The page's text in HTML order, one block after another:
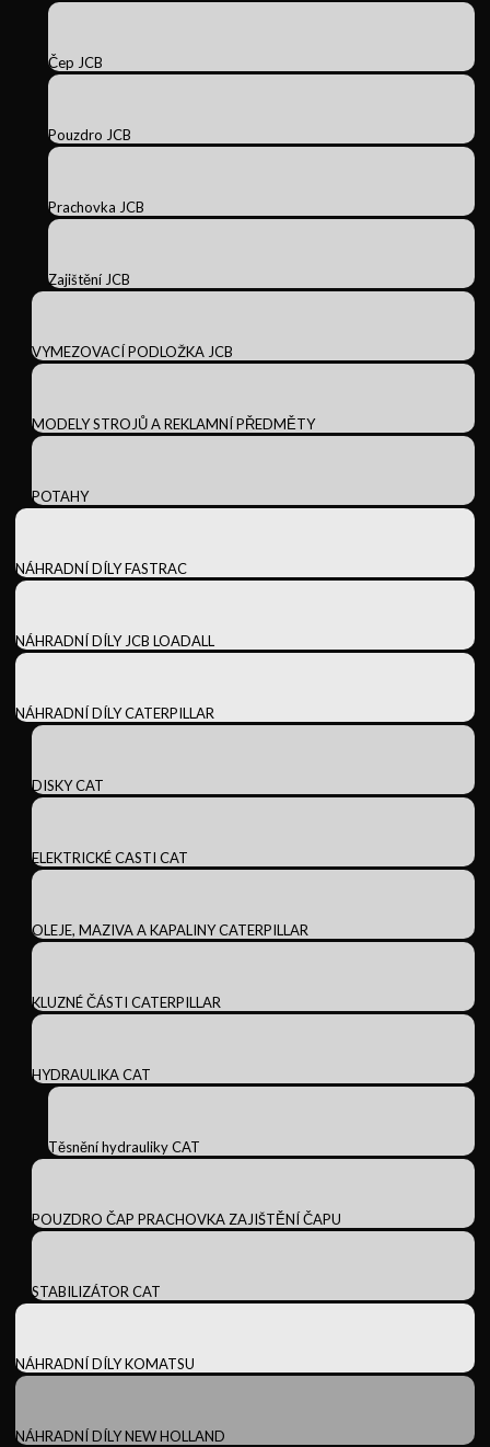
Čep JCB
Pouzdro JCB
Prachovka JCB
Zajištění JCB
VYMEZOVACÍ PODLOŽKA JCB
MODELY STROJŮ A REKLAMNÍ PŘEDMĚTY
POTAHY
NÁHRADNÍ DÍLY FASTRAC
NÁHRADNÍ DÍLY JCB LOADALL
NÁHRADNÍ DÍLY CATERPILLAR
DISKY CAT
ELEKTRICKÉ CASTI CAT
OLEJE, MAZIVA A KAPALINY CATERPILLAR
KLUZNÉ ČÁSTI CATERPILLAR
HYDRAULIKA CAT
Těsnění hydrauliky CAT
POUZDRO ČAP PRACHOVKA ZAJIŠTĚNÍ ČAPU
STABILIZÁTOR CAT
NÁHRADNÍ DÍLY KOMATSU
NÁHRADNÍ DÍLY NEW HOLLAND